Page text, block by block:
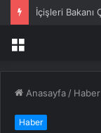
İçişleri Bakanı
Menü
Anasayfa / Haber
Haber